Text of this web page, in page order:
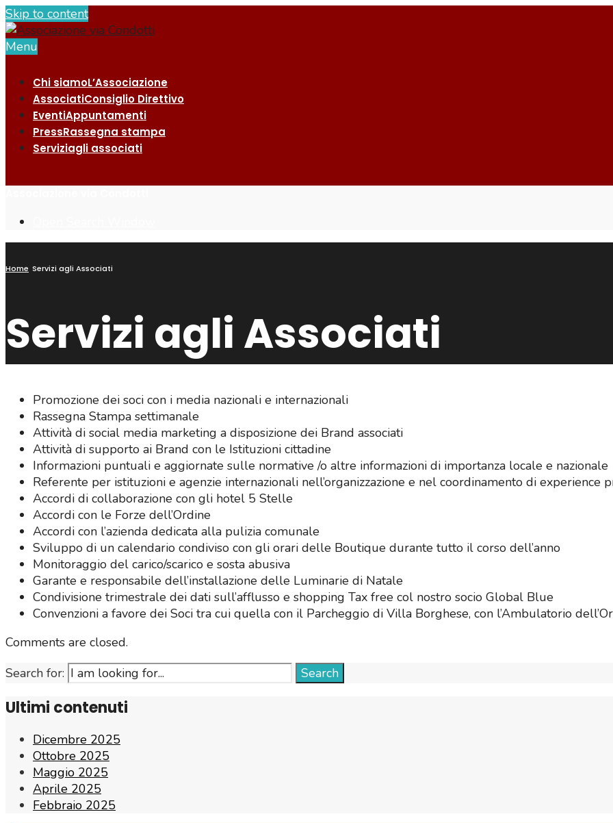
Skip to content
Menu
Chi siamoL’Associazione
AssociatiConsiglio Direttivo
EventiAppuntamenti
PressRassegna stampa
Serviziagli associati
Home Servizi agli Associati
Servizi agli Associati
Promozione dei soci con i media nazionali e internazionali
Rassegna Stampa settimanale
Attività di social media marketing a disposizione dei Brand associati
Attività di supporto ai Brand con le Istituzioni cittadine
Informazioni puntuali e aggiornate sulle normative /o altre informazioni di importanza locale e nazionale
Referente per istituzioni e agenzie internazionali nell’organizzazione e nel coordinamento di experience
Accordi di collaborazione con gli hotel 5 Stelle
Accordi con le Forze dell’Ordine
Accordi con l’azienda dedicata alla pulizia comunale
Sviluppo di un calendario condiviso con gli orari delle Boutique durante tutto il corso dell’anno
Monitoraggio del carico/scarico e sosta abusiva
Garante e responsabile dell’installazione delle Luminarie di Natale
Condivisione trimestrale dei dati sull’afflusso e shopping Tax free col nostro socio Global Blue
Convenzioni a favore dei Soci tra cui quella con il Parcheggio di Villa Borghese, con l’Ambulatorio
Comments are closed.
Search for:
Search
Ultimi contenuti
Dicembre 2025
Ottobre 2025
Maggio 2025
Aprile 2025
Febbraio 2025